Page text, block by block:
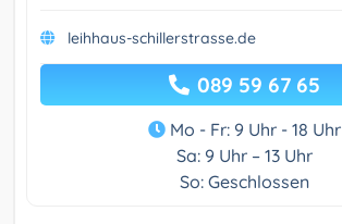
leihhaus-schillerstrasse.de
089 59 67 65
Mo - Fr: 9 Uhr - 18 Uhr
Sa: 9 Uhr – 13 Uhr
So: Geschlossen